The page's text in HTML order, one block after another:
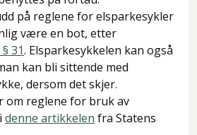
på reglene for elsparkesykler
være en bot, etter
31. Elsparkesykkelen kan også
kan bli sittende med
dersom det skjer.
om reglene for bruk av
denne artikkelen fra Statens